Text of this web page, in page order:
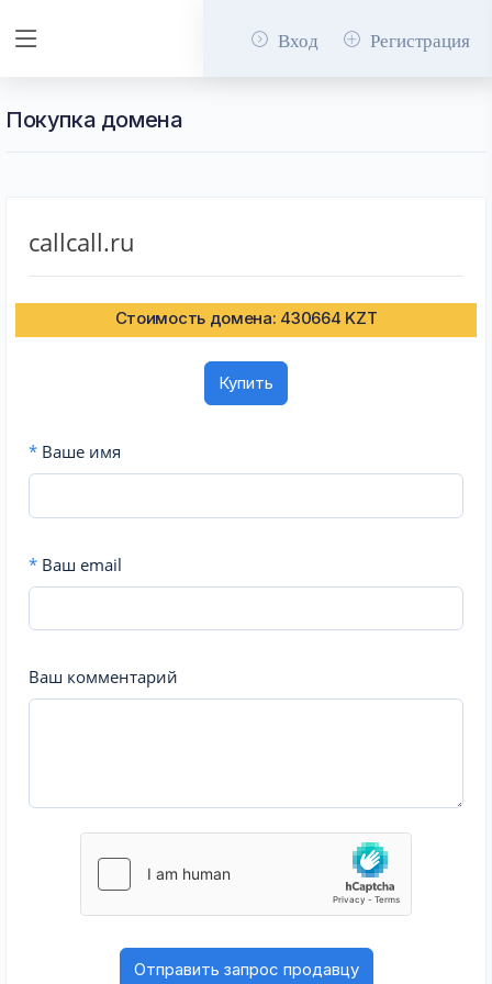
Вход Регистрация
Покупка домена
callcall.ru
Стоимость домена: 430664 KZT
Купить
* Ваше имя
* Ваш email
Ваш комментарий